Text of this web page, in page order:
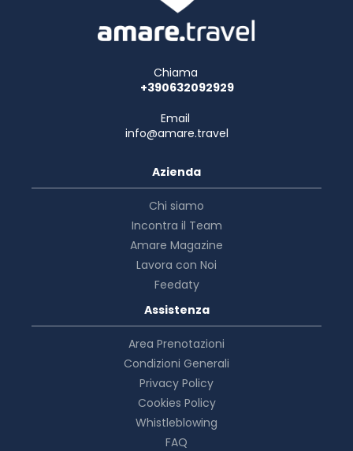
Chiama
+390632092929
Email
info@amare.travel
Azienda
Chi siamo
Incontra il Team
Amare Magazine
Lavora con Noi
Feedaty
Assistenza
Area Prenotazioni
Condizioni Generali
Privacy Policy
Cookies Policy
Whistleblowing
FAQ